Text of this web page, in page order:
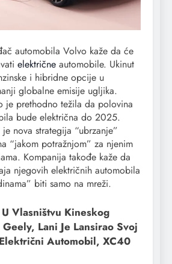
automobila Volvo kaže da će
električne automobile. Ukinut
i hibridne opcije u
globalne emisije ugljika.
je prethodno težila da polovina
bude električna do 2025.
nova strategija “ubrzanje”
“jakom potražnjom” za njenim
Kompanija takođe kaže da
njegovih električnih automobila
biti samo na mreži.
Vlasništvu Kineskog
Lani Je Lansirao Svoj
Automobil, XC40